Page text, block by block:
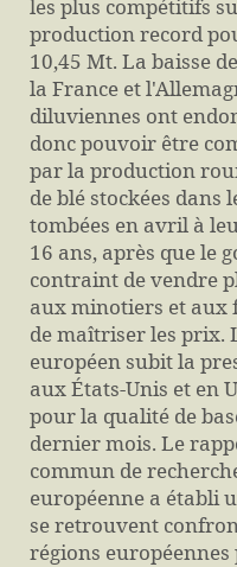
les plus compétitifs
production record
10,45 Mt. La baisse
la France et
diluviennes ont
donc pouvoir être
par la production
de blé stockées dans
tombées en avril à
16 ans, après que le
contraint de vendre
aux minotiers et aux
de maîtriser les prix.
européen subit la
aux États-Unis et en
pour la qualité de
dernier mois. Le
commun de
européenne a établi
se retrouvent
régions européennes